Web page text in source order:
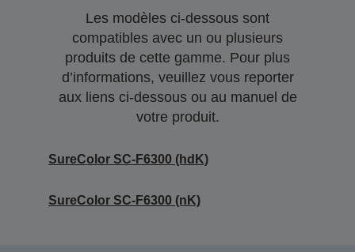
Les modèles ci-dessous sont
compatibles avec un ou plusieurs
produits de cette gamme. Pour plus
d’informations, veuillez vous reporter
aux liens ci-dessous ou au manuel de
votre produit.
SureColor SC-F6300 (hdK)
SureColor SC-F6300 (nK)